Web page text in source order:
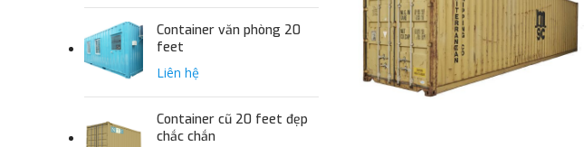
Container văn phòng 20
feet
Liên hệ
Container cũ 20 feet đẹp
chắc chắn